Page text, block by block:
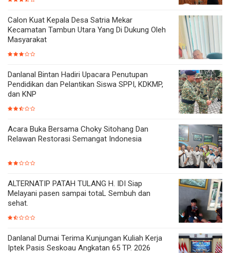
Calon Kuat Kepala Desa Satria Mekar
Kecamatan Tambun Utara Yang Di Dukung Oleh
Masyarakat
Danlanal Bintan Hadiri Upacara Penutupan
Pendidikan dan Pelantikan Siswa SPPI, KDKMP,
dan KNP
Acara Buka Bersama Choky Sitohang Dan
Relawan Restorasi Semangat Indonesia
ALTERNATIP PATAH TULANG H. IDI Siap
Melayani pasen sampai totaL Sembuh dan
sehat.
Danlanal Dumai Terima Kunjungan Kuliah Kerja
Iptek Pasis Seskoau Angkatan 65 TP. 2026